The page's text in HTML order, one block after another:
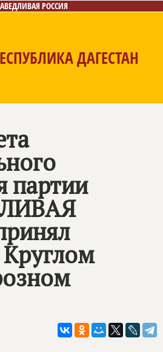
РОССИЯ
ДАГЕСТАН
партии
Круглом